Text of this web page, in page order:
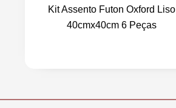
x
a
e
Kit Assento Futon Oxford Liso
40cmx40cm 6 Peças